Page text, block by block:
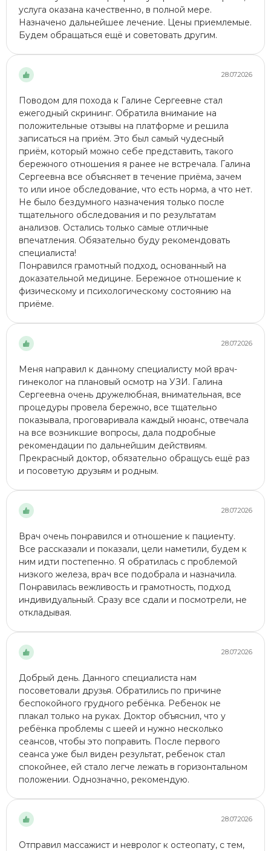
услуга оказана качественно, в полной мере.
Назначено дальнейшее лечение. Цены приемлемые.
Будем обращаться ещё и советовать другим.
28.07.2026
Поводом для похода к Галине Сергеевне стал
ежегодный скрининг​. Обратила внимание на
положительные отзывы на платформе и решила
записаться на приём. Это был самый чудесный
приём, который можно себе представить, такого
бережного отношения я ранее не встречала. Галина
Сергеевна все объясняет в течение приёма, зачем
то или иное обследование, что есть норма, а что нет.
Не было бездумного назначения только после
тщательного обследования и по результатам
анализов​. Остались только самые отличные
впечатления. Обязательно буду рекомендовать
специалиста!
Понравился грамотный подход, основанный на
доказательной медицине. Бережное отношение к
физическому и психологическому состоянию на
приёме.
28.07.2026
Меня направил к данному специалисту мой врач-
гинеколог на плановый осмотр на УЗИ​. Галина
Сергеевна очень дружелюбная, внимательная, все
процедуры провела бережно, все тщательно
показывала, проговаривала каждый нюанс, отвечала
на все возникшие вопросы, дала подробные
рекомендации по дальнейшим действиям.
Прекрасный доктор, обязательно обращусь ещё раз
и посоветую друзьям и родным.
28.07.2026
Врач очень понравился и отношение к пациенту.
Все рассказали и показали, цели наметили, будем к
ним идти постепенно. Я обратилась с проблемой
низкого железа, врач все подобрала и назначила.
Понравилась вежливость и грамотность, подход
индивидуальный. Сразу все сдали и посмотрели, не
откладывая.
28.07.2026
Добрый день. Данного специалиста нам
посоветовали друзья. Обратились по причине
беспокойного грудного ребёнка. Ребенок не
плакал только на руках. Доктор объяснил, что у
ребёнка проблемы с шеей и нужно несколько
сеансов, чтобы это поправить. После первого
сеанса уже был виден результат, ребенок стал
спокойнее, ей стало легче лежать в горизонтальном
положении. Однозначно, рекомендую.
28.07.2026
Отправил массажист и невролог к остеопату, с тем,